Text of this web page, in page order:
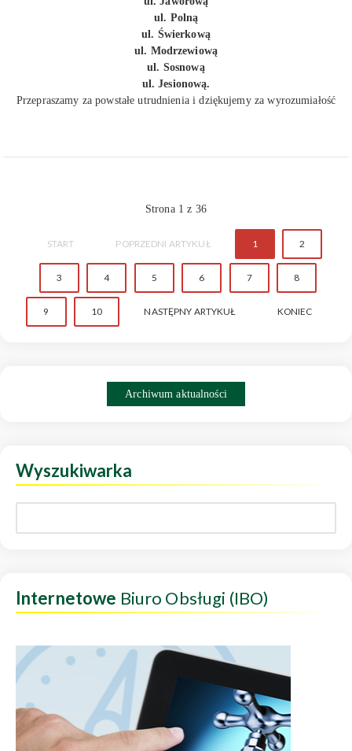
ul. Polną
ul. Świerkową
ul. Modrzewiową
ul. Sosnową
ul. Jesionową.
Przepraszamy za powstałe utrudnienia i dziękujemy za wyrozumiałość
Strona 1 z 36
START POPRZEDNI ARTYKUŁ 1 2
3 4 5 6 7 8
9 10 NASTĘPNY ARTYKUŁ KONIEC
Archiwum aktualności
Wyszukiwarka
Internetowe Biuro Obsługi (IBO)